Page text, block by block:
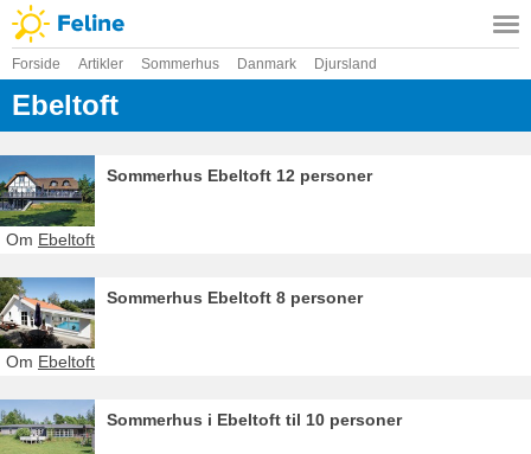
Forside Artikler Sommerhus Danmark Djursland
Ebeltoft
Sommerhus Ebeltoft 12 personer
Om Ebeltoft
Sommerhus Ebeltoft 8 personer
Om Ebeltoft
Sommerhus i Ebeltoft til 10 personer